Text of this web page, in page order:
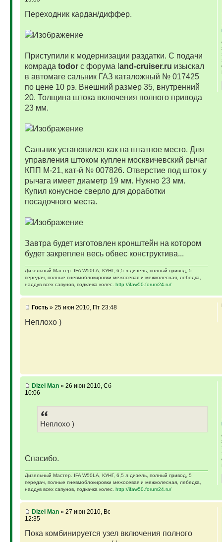
Переходник кардан/диффер.
Приступили к модернизации раздатки. С подачи
комрада todorс форума l and-cruiser.ru изыскал
в автомаге сальник ГАЗ каталожный № 017425
по цене 10 рэ. Внешний размер 35, внутренний
20. Толщина штока включения полного привода
23 мм.
Сальник установился как на штатное место. Для
управления штоком куплен москвичевский рычаг
КПП М-21, кат-й № 007826. Отверстие под шток у
рычага имеет диаметр 19 мм. Нужно 23 мм.
Купил конусное сверло для доработки
посадочного места.
Завтра будет изготовлен кронштейн на котором
будет закреплен весь обвес конструктива...
Дизельный Мастер. IFA W50LA, КУНГ, 6,5 л дизель, полный привод, 5
передач, полные пневмоблокировки межосевая и межколесная, лебедка,
наддув всех сапунов, подкачка колес. http://ifaw50.forum24.ru/
Гость» 25 июн 2010, Пт 23:48
Неплохо )
Dizel Man» 26 июн 2010, Сб
10:06
Неплохо )
Спасибо.
Дизельный Мастер. IFA W50LA, КУНГ, 6,5 л дизель, полный привод, 5
передач, полные пневмоблокировки межосевая и межколесная, лебедка,
наддув всех сапунов, подкачка колес. http://ifaw50.forum24.ru/
Dizel Man» 27 июн 2010, Вс
12:35
Пока комбинируется узел включения полного